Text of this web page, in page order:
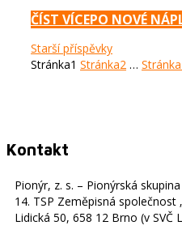
ČÍST VÍCEPO NOVÉ
Starší příspěvky
Stránka1 Stránka2 … Stránka
Kontakt
Pionýr, z. s. – Pionýrská skupina
14. TSP Zeměpisná společnost
Lidická 50, 658 12 Brno (v SVČ